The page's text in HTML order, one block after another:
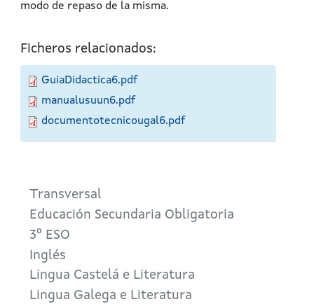
modo de repaso de la misma.
Ficheros relacionados:
GuiaDidactica6.pdf
manualusuun6.pdf
documentotecnicougal6.pdf
Transversal
Educación Secundaria Obligatoria
3º ESO
Inglés
Lingua Castelá e Literatura
Lingua Galega e Literatura